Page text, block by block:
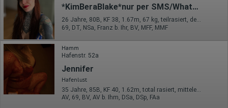
*KimBeraBlake*nur per SMS/WhatsApp
26 Jahre, 80B, KF 38, 1.67m, 67 kg, teilrasiert, deutsch
69, DT, NSa, Franz b. Ihr, BV, MFF, MMF
Hamm
Hafenstr. 52a
Jennifer
Hafenlust
AV, 69, BV, AV b. Ihm, DSa, DSp, FAa